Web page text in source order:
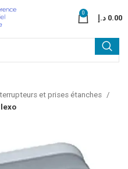
0
0.00 د.إ
et prises étanches